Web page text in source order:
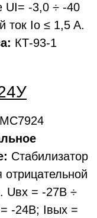
UI= -3,0 ÷ -40
ток Io ≤ 1,5 A.
КТ-93-1
MC7924
Стабилизатор
отрицательной
Uвх = -27В ÷
-24В; Iвых =